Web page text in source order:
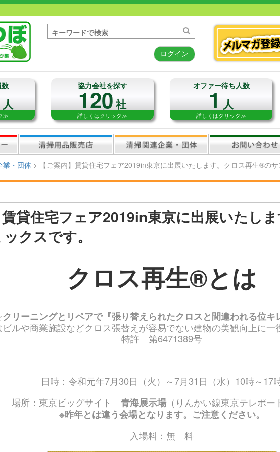
ログイン
人
≫
協力会社を探す
120社
詳しくはクリック≫
オファー待ち人数
1人
詳しくはクリック≫
業・団体 > 【ご案内】賃貸住宅フェア2019in東京に出展いたします。クロス再生®のサ
賃貸住宅フェア2019in東京に出展いたし
クスです。
クロス再生®とは
クリーニングとリペアで『張り替えられたクロスと間違われる位キ
ルや商業施設などクロス張替えが容易でない建物の美観向上に一
特許 第6471389号
日時：令和元年7月30日（火）～7月31日（水）10時～17
場所：東京ビッグサイト 青海展示場 （りんかい線東京テレポー
※昨年とは違う会場となります。ご注意ください。
入場料：無 料